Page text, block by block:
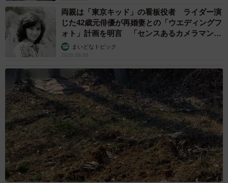
『心のゆとり』の表れかもしれません。効率重視の日常か
ら離れ、自分のリズムで休日を過ごす。そんな行動心理を
知ることは、混雑を避ける賢い暮らし方にもつながります
ね」
めの東北でも仙台は青い。広島市も。逆に関東でも千葉の
南端は赤い。ただ、車がないと厳しそうな日光が伸びてな
いのが不思議。人気がないとも思えないが…」
など数々の驚きの声が寄せられた今回の投稿。読者のみな
さんはゴールデンウィーク中、どんな移動をしていただろ
うか？
両親は「東京キッド」の看板役者 ライダー演
じた42歳元俳優が再婚妻との「ウエディングフ
ォト」計画を明言 「センスあるカメラマン求
む」まいどなトピック
2026.08.08